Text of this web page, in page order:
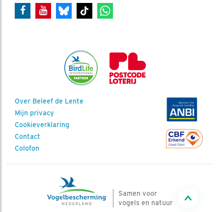
Over Beleef de Lente
Mijn privacy
Cookieverklaring
Contact
Colofon
Samen voor
vogels en natuur